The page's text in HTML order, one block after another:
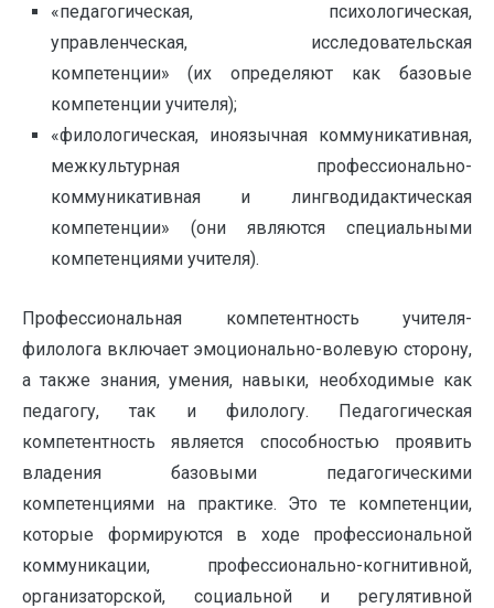
«педагогическая, психологическая,
управленческая, исследовательская
компетенции» (их определяют как базовые
компетенции учителя);
«филологическая, иноязычная коммуникативная,
межкультурная профессионально-
коммуникативная и лингводидактическая
компетенции» (они являются специальными
компетенциями учителя).
Профессиональная компетентность учителя-
филолога включает эмоционально-волевую сторону,
а также знания, умения, навыки, необходимые как
педагогу, так и филологу. Педагогическая
компетентность является способностью проявить
владения базовыми педагогическими
компетенциями на практике. Это те компетенции,
которые формируются в ходе профессиональной
коммуникации, профессионально-когнитивной,
организаторской, социальной и регулятивной